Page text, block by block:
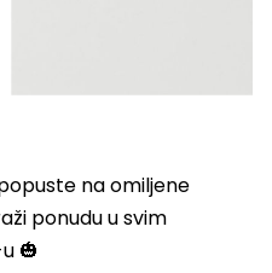
na omiljene
ponudu u svim
🎃